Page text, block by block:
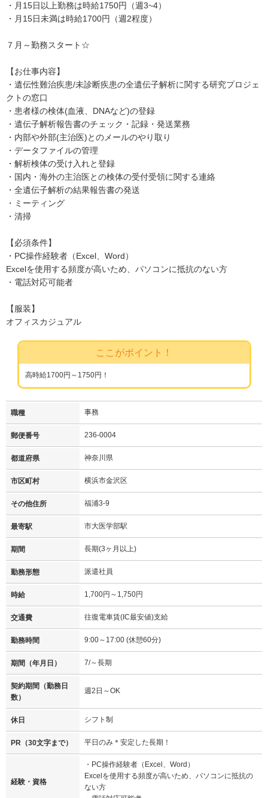
・月15日以上勤務は時給1750円（週3~4）
・月15日未満は時給1700円（週2程度）
７月～勤務スタート☆
【お仕事内容】
・遺伝性難治疾患/未診断疾患の全遺伝子解析に関する研究プロジェ
クトの窓口
・患者様の検体(血液、DNAなど)の登録
・遺伝子解析報告書のチェック・記録・発送業務
・内部や外部(主治医)とのメールのやり取り
・データファイルの管理
・解析検体の受け入れと登録
・国内・海外の主治医との検体の受付受領に関する連絡
・全遺伝子解析の結果報告書の発送
・ミーティング
・清掃
【必須条件】
・PC操作経験者（Excel、Word）
Excelを使用する頻度が高いため、パソコンに抵抗のない方
・電話対応可能者
【服装】
オフィスカジュアル
ここがポイント！
高時給1700円～1750円！
職種 事務
郵便番号 236-0004
都道府県 神奈川県
市区町村 横浜市金沢区
その他住所 福浦3-9
最寄駅 市大医学部駅
期間 長期(3ヶ月以上)
勤務形態 派遣社員
時給 1,700円～1,750円
交通費 往復電車賃(IC最安値)支給
勤務時間 9:00～17:00 (休憩60分)
期間（年月日） 7/～長期
契約期間（勤務日
数）
週2日～OK
休日 シフト制
PR（30文字まで） 平日のみ＊安定した長期！
経験・資格
・PC操作経験者（Excel、Word）
Excelを使用する頻度が高いため、パソコンに抵抗の
ない方